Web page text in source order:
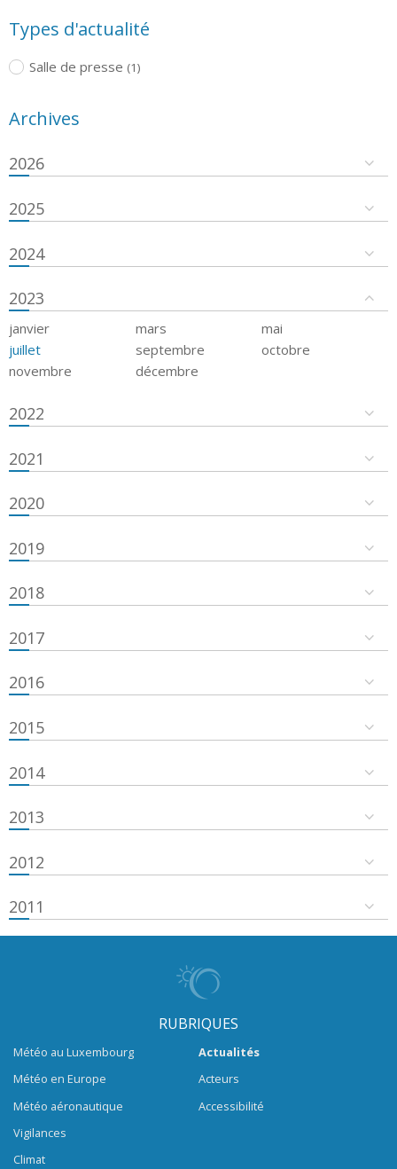
Types d'actualité
Salle de presse (1)
Archives
2026
2025
2024
2023
janvier mars
mai
juillet
septembre
octobre
novembre
décembre
2022
2021
2020
2019
2018
2017
2016
2015
2014
2013
2012
2011
RUBRIQUES
Météo au Luxembourg
Météo en Europe
Météo aéronautique
Vigilances
Climat
Actualités
Acteurs
Accessibilité